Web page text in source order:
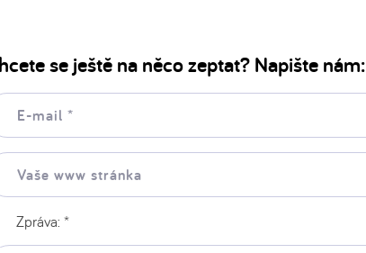
se ještě na něco zeptat? Napište nám:
Zpráva: *